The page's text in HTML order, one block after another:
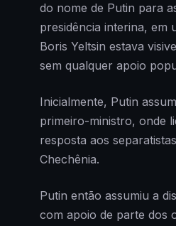
do nome de Putin para
presidência interina, em
Boris Yeltsin estava
sem qualquer apoio
Inicialmente, Putin
primeiro-ministro, onde
resposta aos
Chechênia.
Putin então assumiu a
com apoio de parte dos